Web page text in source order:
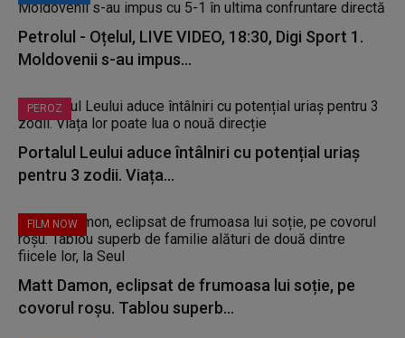
Petrolul - Oțelul, LIVE VIDEO, 18:30, Digi Sport 1.
Moldovenii s-au impus...
PEROZ
Portalul Leului aduce întâlniri cu potențial uriaș
pentru 3 zodii. Viața...
FILM NOW
Matt Damon, eclipsat de frumoasa lui soție, pe
covorul roșu. Tablou superb...